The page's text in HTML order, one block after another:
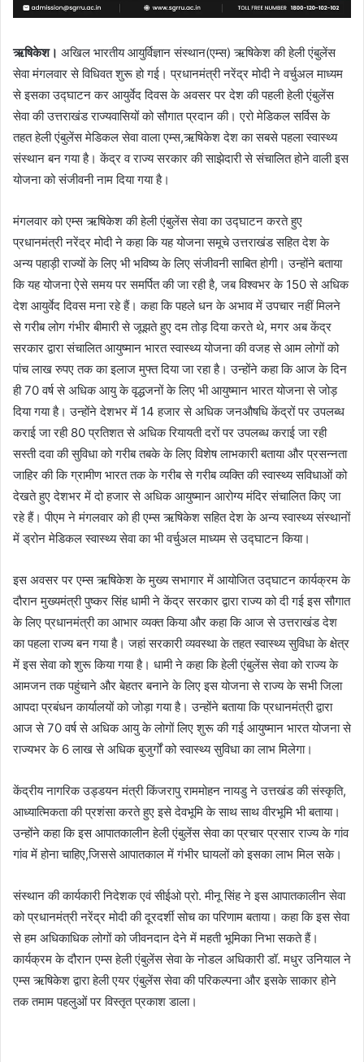
ऋषिकेश। अखिल भारतीय आयुर्विज्ञान संस्थान(एम्स) ऋषिकेश की हेली एंबुलेंस
सेवा मंगलवार से विधिवत शुरू हो गई। प्रधानमंत्री नरेंद्र मोदी ने वर्चुअल माध्यम
से इसका उद्घाटन कर आयुर्वेद दिवस के अवसर पर देश की पहली हेली एंबुलेंस
सेवा की उत्तराखंड राज्यवासियों को सौगात प्रदान की। एरो मेडिकल सर्विस के
तहत हेली एंबुलेंस मेडिकल सेवा वाला एम्स,ऋषिकेश देश का सबसे पहला स्वास्थ्य
संस्थान बन गया है। केंद्र व राज्य सरकार की साझेदारी से संचालित होने वाली इस
योजना को संजीवनी नाम दिया गया है।
मंगलवार को एम्स ऋषिकेश की हेली एंबुलेंस सेवा का उद्घाटन करते हुए
प्रधानमंत्री नरेंद्र मोदी ने कहा कि यह योजना समूचे उत्तराखंड सहित देश के
अन्य पहाड़ी राज्यों के लिए भी भविष्य के लिए संजीवनी साबित होगी। उन्होंने बताया
कि यह योजना ऐसे समय पर समर्पित की जा रही है, जब विश्वभर के 150 से अधिक
देश आयुर्वेद दिवस मना रहे हैं। कहा कि पहले धन के अभाव में उपचार नहीं मिलने
से गरीब लोग गंभीर बीमारी से जूझते हुए दम तोड़ दिया करते थे, मगर अब केंद्र
सरकार द्वारा संचालित आयुष्मान भारत स्वास्थ्य योजना की वजह से आम लोगों को
पांच लाख रुपए तक का इलाज मुफ्त दिया जा रहा है। उन्होंने कहा कि आज के दिन
ही 70 वर्ष से अधिक आयु के वृद्धजनों के लिए भी आयुष्मान भारत योजना से जोड़
दिया गया है। उन्होंने देशभर में 14 हजार से अधिक जनऔषधि केंद्रों पर उपलब्ध
कराई जा रही 80 प्रतिशत से अधिक रियायती दरों पर उपलब्ध कराई जा रही
सस्ती दवा की सुविधा को गरीब तबके के लिए विशेष लाभकारी बताया और प्रसन्नता
जाहिर की कि ग्रामीण भारत तक के गरीब से गरीब व्यक्ति की स्वास्थ्य सविधाओं को
देखते हुए देशभर में दो हजार से अधिक आयुष्मान आरोग्य मंदिर संचालित किए जा
रहे हैं। पीएम ने मंगलवार को ही एम्स ऋषिकेश सहित देश के अन्य स्वास्थ्य संस्थानों
में ड्रोन मेडिकल स्वास्थ्य सेवा का भी वर्चुअल माध्यम से उद्घाटन किया।
इस अवसर पर एम्स ऋषिकेश के मुख्य सभागार में आयोजित उद्घाटन कार्यक्रम के
दौरान मुख्यमंत्री पुष्कर सिंह धामी ने केंद्र सरकार द्वारा राज्य को दी गई इस सौगात
के लिए प्रधानमंत्री का आभार व्यक्त किया और कहा कि आज से उत्तराखंड देश
का पहला राज्य बन गया है। जहां सरकारी व्यवस्था के तहत स्वास्थ्य सुविधा के क्षेत्र
में इस सेवा को शुरू किया गया है। धामी ने कहा कि हेली एंबुलेंस सेवा को राज्य के
आमजन तक पहुंचाने और बेहतर बनाने के लिए इस योजना से राज्य के सभी जिला
आपदा प्रबंधन कार्यालयों को जोड़ा गया है। उन्होंने बताया कि प्रधानमंत्री द्वारा
आज से 70 वर्ष से अधिक आयु के लोगों लिए शुरू की गई आयुष्मान भारत योजना से
राज्यभर के 6 लाख से अधिक बुजुर्गों को स्वास्थ्य सुविधा का लाभ मिलेगा।
केंद्रीय नागरिक उड्डयन मंत्री किंजरापु राममोहन नायडु ने उत्तखंड की संस्कृति,
आध्यात्मिकता की प्रशंसा करते हुए इसे देवभूमि के साथ साथ वीरभूमि भी बताया।
उन्होंने कहा कि इस आपातकालीन हेली एंबुलेंस सेवा का प्रचार प्रसार राज्य के गांव
गांव में होना चाहिए,जिससे आपातकाल में गंभीर घायलों को इसका लाभ मिल सके।
संस्थान की कार्यकारी निदेशक एवं सीईओ प्रो. मीनू सिंह ने इस आपातकालीन सेवा
को प्रधानमंत्री नरेंद्र मोदी की दूरदर्शी सोच का परिणाम बताया। कहा कि इस सेवा
से हम अधिकाधिक लोगों को जीवनदान देने में महती भूमिका निभा सकते हैं।
कार्यक्रम के दौरान एम्स हेली एंबुलेंस सेवा के नोडल अधिकारी डॉ. मधुर उनियाल ने
एम्स ऋषिकेश द्वारा हेली एयर एंबुलेंस सेवा की परिकल्पना और इसके साकार होने
तक तमाम पहलुओं पर विस्तृत प्रकाश डाला।